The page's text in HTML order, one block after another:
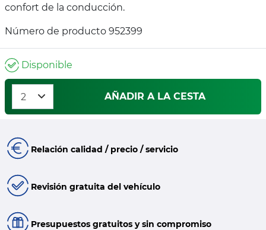
confort de la conducción.
Número de producto 952399
Disponible
AÑADIR A LA CESTA
Relación calidad / precio / servicio
Revisión gratuita del vehículo
Presupuestos gratuitos y sin compromiso